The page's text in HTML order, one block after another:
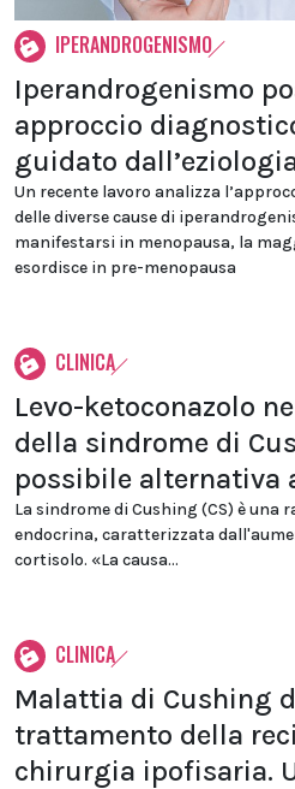
IPERANDROGENISMO
Iperandrogenismo
approccio
guidato
Un recente lavoro analizza
delle diverse cause di
manifestarsi in menopausa, la
esordisce in pre-menopausa
CLINICA
Levo-ketoconazolo
della sindrome di
possibile alternativa
La sindrome di Cushing (CS) è una
endocrina, caratterizzata
cortisolo. «La causa...
CLINICA
Malattia di Cushing
trattamento della
chirurgia ipofisaria.